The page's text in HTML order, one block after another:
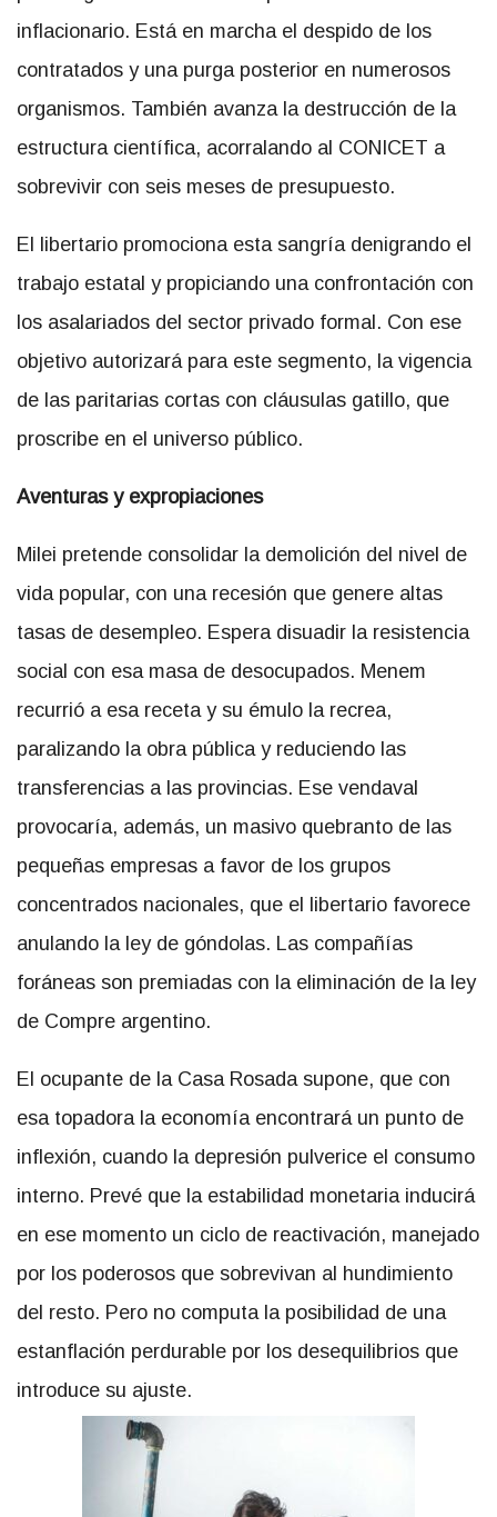
inflacionario. Está en marcha el despido de los
contratados y una purga posterior en numerosos
organismos. También avanza la destrucción de la
estructura científica, acorralando al CONICET a
sobrevivir con seis meses de presupuesto.
El libertario promociona esta sangría denigrando el
trabajo estatal y propiciando una confrontación con
los asalariados del sector privado formal. Con ese
objetivo autorizará para este segmento, la vigencia
de las paritarias cortas con cláusulas gatillo, que
proscribe en el universo público.
Aventuras y expropiaciones
Milei pretende consolidar la demolición del nivel de
vida popular, con una recesión que genere altas
tasas de desempleo. Espera disuadir la resistencia
social con esa masa de desocupados. Menem
recurrió a esa receta y su émulo la recrea,
paralizando la obra pública y reduciendo las
transferencias a las provincias. Ese vendaval
provocaría, además, un masivo quebranto de las
pequeñas empresas a favor de los grupos
concentrados nacionales, que el libertario favorece
anulando la ley de góndolas. Las compañías
foráneas son premiadas con la eliminación de la ley
de Compre argentino.
El ocupante de la Casa Rosada supone, que con
esa topadora la economía encontrará un punto de
inflexión, cuando la depresión pulverice el consumo
interno. Prevé que la estabilidad monetaria inducirá
en ese momento un ciclo de reactivación, manejado
por los poderosos que sobrevivan al hundimiento
del resto. Pero no computa la posibilidad de una
estanflación perdurable por los desequilibrios que
introduce su ajuste.